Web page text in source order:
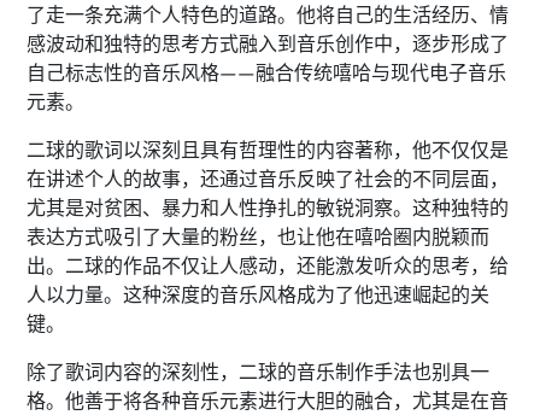
了走一条充满个人特色的道路。他将自己的生活经历、情
感波动和独特的思考方式融入到音乐创作中，逐步形成了
自己标志性的音乐风格——融合传统嘻哈与现代电子音乐
元素。
二球的歌词以深刻且具有哲理性的内容著称，他不仅仅是
在讲述个人的故事，还通过音乐反映了社会的不同层面，
尤其是对贫困、暴力和人性挣扎的敏锐洞察。这种独特的
表达方式吸引了大量的粉丝，也让他在嘻哈圈内脱颖而
出。二球的作品不仅让人感动，还能激发听众的思考，给
人以力量。这种深度的音乐风格成为了他迅速崛起的关
键。
除了歌词内容的深刻性，二球的音乐制作手法也别具一
格。他善于将各种音乐元素进行大胆的融合，尤其是在音